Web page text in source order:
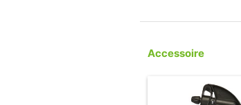
Accessoire